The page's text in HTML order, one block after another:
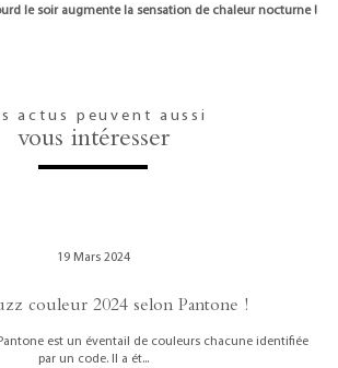
le soir augmente la sensation de chaleur nocturne !
actus peuvent aussi
vous intéresser
19 Mars 2024
couleur 2024 selon Pantone !
est un éventail de couleurs chacune identifiée
par un code. Il a ét...